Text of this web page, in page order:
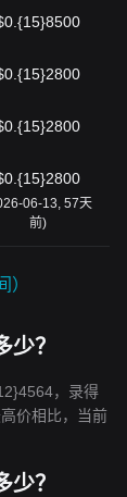
06-13, 57天
前)
）
？
，录得
价相比，当前
？